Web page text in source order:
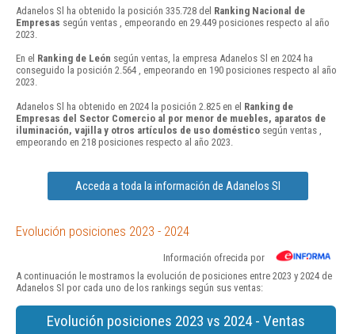
Adanelos Sl ha obtenido la posición 335.728 del Ranking Nacional de
Empresas según ventas , empeorando en 29.449 posiciones respecto al año
2023.
En el Ranking de León según ventas, la empresa Adanelos Sl en 2024 ha
conseguido la posición 2.564 , empeorando en 190 posiciones respecto al año
2023.
Adanelos Sl ha obtenido en 2024 la posición 2.825 en el Ranking de
Empresas del Sector Comercio al por menor de muebles, aparatos de
iluminación, vajilla y otros artículos de uso doméstico según ventas ,
empeorando en 218 posiciones respecto al año 2023.
Acceda a toda la información de Adanelos Sl
Evolución posiciones 2023 - 2024
Información ofrecida por
A continuación le mostramos la evolución de posiciones entre 2023 y 2024 de
Adanelos Sl por cada uno de los rankings según sus ventas:
Evolución posiciones 2023 vs 2024 - Ventas